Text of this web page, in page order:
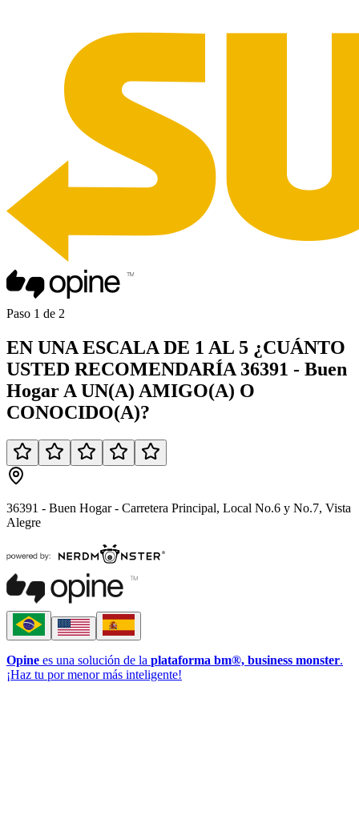
Paso 1 de 2
EN UNA ESCALA DE 1 AL 5 ¿CUÁNTO
USTED RECOMENDARÍA 36391 - Buen
Hogar A UN(A) AMIGO(A) O
CONOCIDO(A)?
36391 - Buen Hogar - Carretera Principal, Local No.6 y No.7, Vista
Alegre
Opine es una solución de la plataforma bm®, business monster.
¡Haz tu por menor más inteligente!